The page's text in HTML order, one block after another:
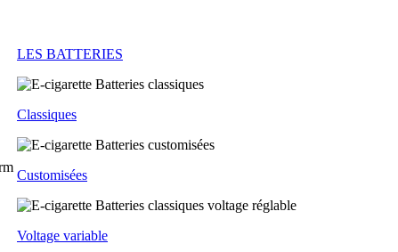
LES BATTERIES
Classiques
Customisées
Voltage variable